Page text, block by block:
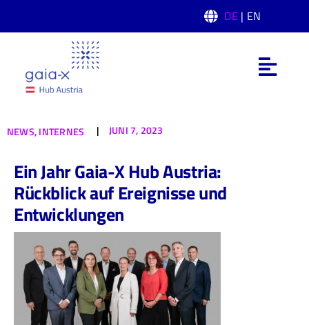
DE | EN
Domänen
News
Events
NEWS,INTERNES | JUNI 7, 2023
Ein Jahr Gaia-X Hub Austria:
Rückblick auf Ereignisse und
Entwicklungen